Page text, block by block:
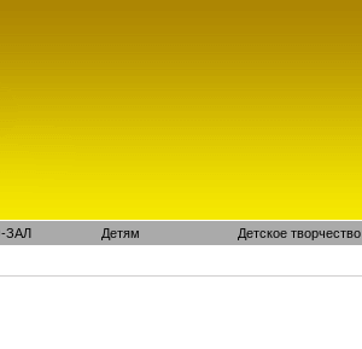
ЗАЛ Детям Детское творчество